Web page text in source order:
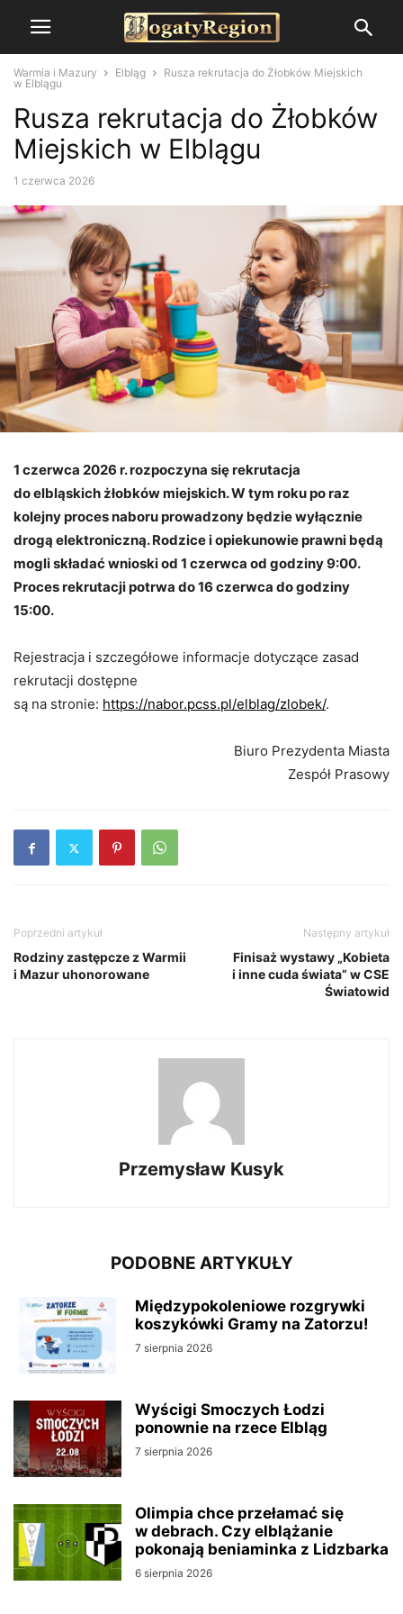
Warmia i Mazury Elbląg
Rusza rekrutacja do Żłobków Miejskich
w Elblągu
Rusza rekrutacja do Żłobków
Miejskich w Elblągu
1 czerwca 2026
1 czerwca 2026 r. rozpoczyna się rekrutacja
do elbląskich żłobków miejskich. W tym roku po raz
kolejny proces naboru prowadzony będzie wyłącznie
drogą elektroniczną. Rodzice i opiekunowie prawni będą
mogli składać wnioski od 1 czerwca od godziny 9:00.
Proces rekrutacji potrwa do 16 czerwca do godziny
15:00.
Rejestracja i szczegółowe informacje dotyczące zasad
rekrutacji dostępne
są na stronie: https://nabor.pcss.pl/elblag/zlobek/.
Biuro Prezydenta Miasta
Zespół Prasowy
Poprzedni artykuł
Rodziny zastępcze z Warmii
i Mazur uhonorowane
Następny artykuł
Finisaż wystawy „Kobieta
i inne cuda świata” w CSE
Światowid
Przemysław Kusyk
PODOBNE ARTYKUŁY
Międzypokoleniowe rozgrywki
koszykówki Gramy na Zatorzu!
7 sierpnia 2026
Wyścigi Smoczych Łodzi
ponownie na rzece Elbląg
7 sierpnia 2026
Olimpia chce przełamać się
w debrach. Czy elblążanie
pokonają beniaminka z Lidzbarka
6 sierpnia 2026